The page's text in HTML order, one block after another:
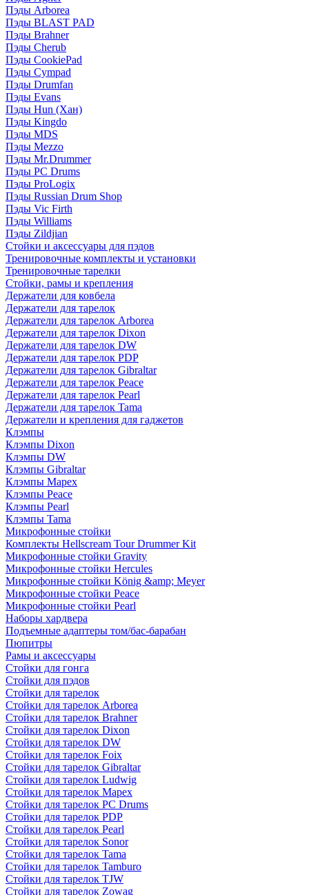
Пэды Arborea
Пэды BLAST PAD
Пэды Brahner
Пэды Cherub
Пэды CookiePad
Пэды Cympad
Пэды Drumfan
Пэды Evans
Пэды Hun (Хан)
Пэды Kingdo
Пэды MDS
Пэды Mezzo
Пэды Mr.Drummer
Пэды PC Drums
Пэды ProLogix
Пэды Russian Drum Shop
Пэды Vic Firth
Пэды Williams
Пэды Zildjian
Стойки и аксессуары для пэдов
Тренировочные комплекты и установки
Тренировочные тарелки
Стойки, рамы и крепления
Держатели для ковбела
Держатели для тарелок
Держатели для тарелок Arborea
Держатели для тарелок Dixon
Держатели для тарелок DW
Держатели для тарелок PDP
Держатели для тарелок Gibraltar
Держатели для тарелок Peace
Держатели для тарелок Pearl
Держатели для тарелок Tama
Держатели и крепления для гаджетов
Клэмпы
Клэмпы Dixon
Клэмпы DW
Клэмпы Gibraltar
Клэмпы Mapex
Клэмпы Peace
Клэмпы Pearl
Клэмпы Tama
Микрофонные стойки
Комплекты Hellscream Tour Drummer Kit
Микрофонные стойки Gravity
Микрофонные стойки Hercules
Микрофонные стойки König &amp; Meyer
Микрофонные стойки Peace
Микрофонные стойки Pearl
Наборы хардвера
Подъемные адаптеры том/бас-барабан
Пюпитры
Рамы и аксессуары
Стойки для гонга
Стойки для пэдов
Стойки для тарелок
Стойки для тарелок Arborea
Стойки для тарелок Brahner
Стойки для тарелок Dixon
Стойки для тарелок DW
Стойки для тарелок Foix
Стойки для тарелок Gibraltar
Стойки для тарелок Ludwig
Стойки для тарелок Mapex
Стойки для тарелок PC Drums
Стойки для тарелок PDP
Стойки для тарелок Pearl
Стойки для тарелок Sonor
Стойки для тарелок Tama
Стойки для тарелок Tamburo
Стойки для тарелок TJW
Стойки для тарелок Zowag